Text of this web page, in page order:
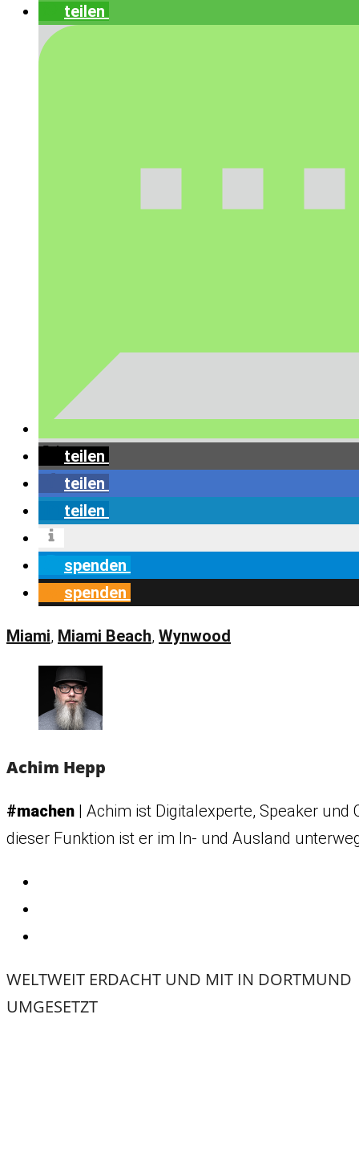
teilen
teilen
teilen
teilen
spenden
spenden
Miami, Miami Beach, Wynwood
Achim Hepp
#machen | Achim ist Digitalexperte, Speaker
dieser Funktion ist er im In- und Ausland
WELTWEIT ERDACHT UND MIT IN DORTMUND
UMGESETZT